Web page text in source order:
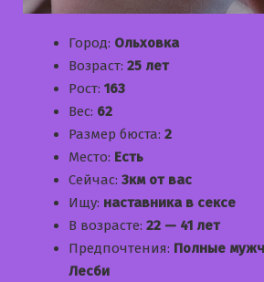
Город: Ольховка
Возраст: 25 лет
Рост: 163
Вес: 62
Размер бюста: 2
Место: Есть
Сейчас: 3км от вас
Ищу: наставника в сексе
В возрасте: 22 — 41 лет
Предпочтения: Полные
Лесби